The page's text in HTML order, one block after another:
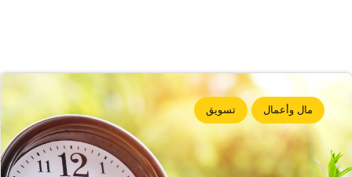
مال وأعمال تسويق